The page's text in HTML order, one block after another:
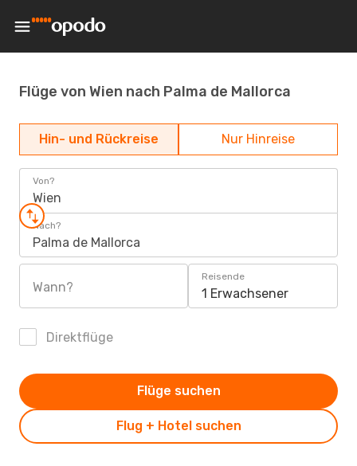
Flüge von Wien nach Palma de Mallorca
Hin- und Rückreise Nur Hinreise
Von?
Wien
Nach?
Palma de Mallorca
Wann?
Reisende
1 Erwachsener
Direktflüge
Flug + Hotel suchen
Flüge suchen